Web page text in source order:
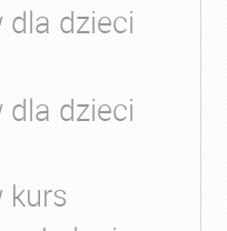
dzieci
dzieci
kurs